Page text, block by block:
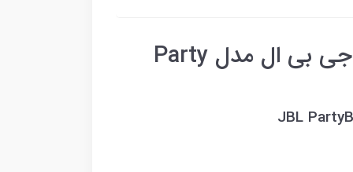
اسپیکر بلوتوثی قابل حمل جی بی ال مدل Party
JBL